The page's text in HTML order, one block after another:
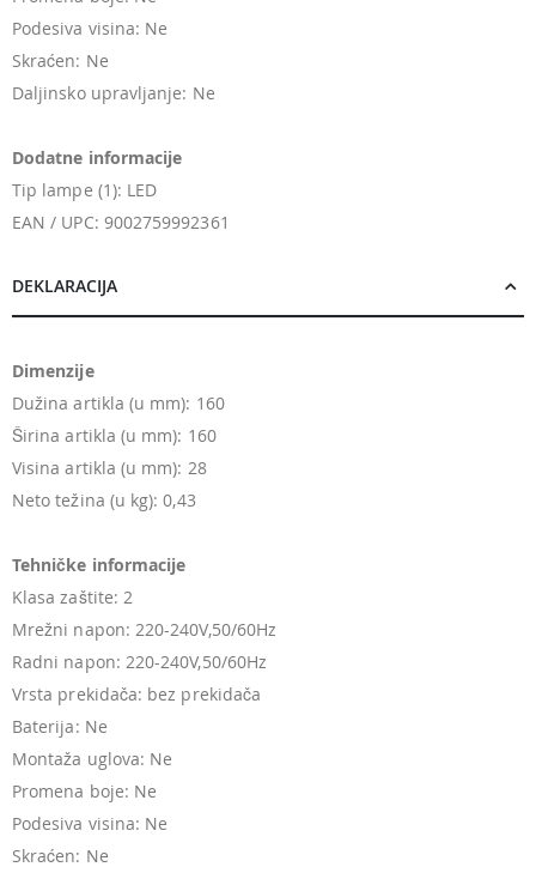
Podesiva visina: Ne
Skraćen: Ne
Daljinsko upravljanje: Ne
Dodatne informacije
Tip lampe (1): LED
EAN / UPC: 9002759992361
DEKLARACIJA
Dimenzije
Dužina artikla (u mm): 160
Širina artikla (u mm): 160
Visina artikla (u mm): 28
Neto težina (u kg): 0,43
Tehničke informacije
Klasa zaštite: 2
Mrežni napon: 220-240V,50/60Hz
Radni napon: 220-240V,50/60Hz
Vrsta prekidača: bez prekidača
Baterija: Ne
Montaža uglova: Ne
Promena boje: Ne
Podesiva visina: Ne
Skraćen: Ne